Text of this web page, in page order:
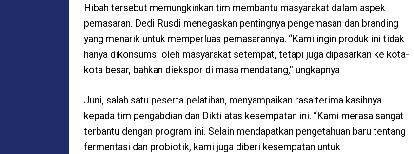
Hibah tersebut memungkinkan tim membantu masyarakat dalam aspek
pemasaran. Dedi Rusdi menegaskan pentingnya pengemasan dan branding
yang menarik untuk memperluas pemasarannya. “Kami ingin produk ini tidak
hanya dikonsumsi oleh masyarakat setempat, tetapi juga dipasarkan ke kota-
kota besar, bahkan diekspor di masa mendatang,” ungkapnya
Juni, salah satu peserta pelatihan, menyampaikan rasa terima kasihnya
kepada tim pengabdian dan Dikti atas kesempatan ini. “Kami merasa sangat
terbantu dengan program ini. Selain mendapatkan pengetahuan baru tentang
fermentasi dan probiotik, kami juga diberi kesempatan untuk